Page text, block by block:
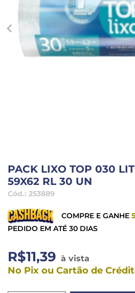
PACK LIXO TOP 030
59X62 RL 30 UN
Cód.: 253889
COMPRE E GANHE
PEDIDO EM ATÉ 30 DIAS
R$11,39 à vista
No Pix ou Cartão de